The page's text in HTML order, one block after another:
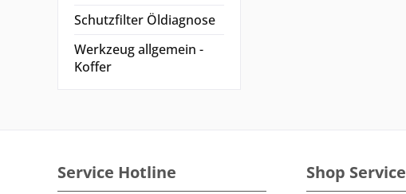
Schutzfilter Öldiagnose
Werkzeug allgemein -
Koffer
Service Hotline Shop Service